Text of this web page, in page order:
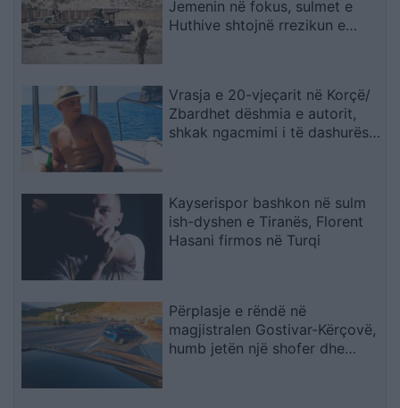
Jemenin në fokus, sulmet e
Huthive shtojnë rrezikun e
Vrasja e 20-vjeçarit në Korçë/
Zbardhet dëshmia e autorit,
shkak ngacmimi i të dashurës
Kayserispor bashkon në sulm
ish-dyshen e Tiranës, Florent
Hasani firmos në Turqi
Përplasje e rëndë në
magjistralen Gostivar-Kërçovë,
humb jetën një shofer dhe